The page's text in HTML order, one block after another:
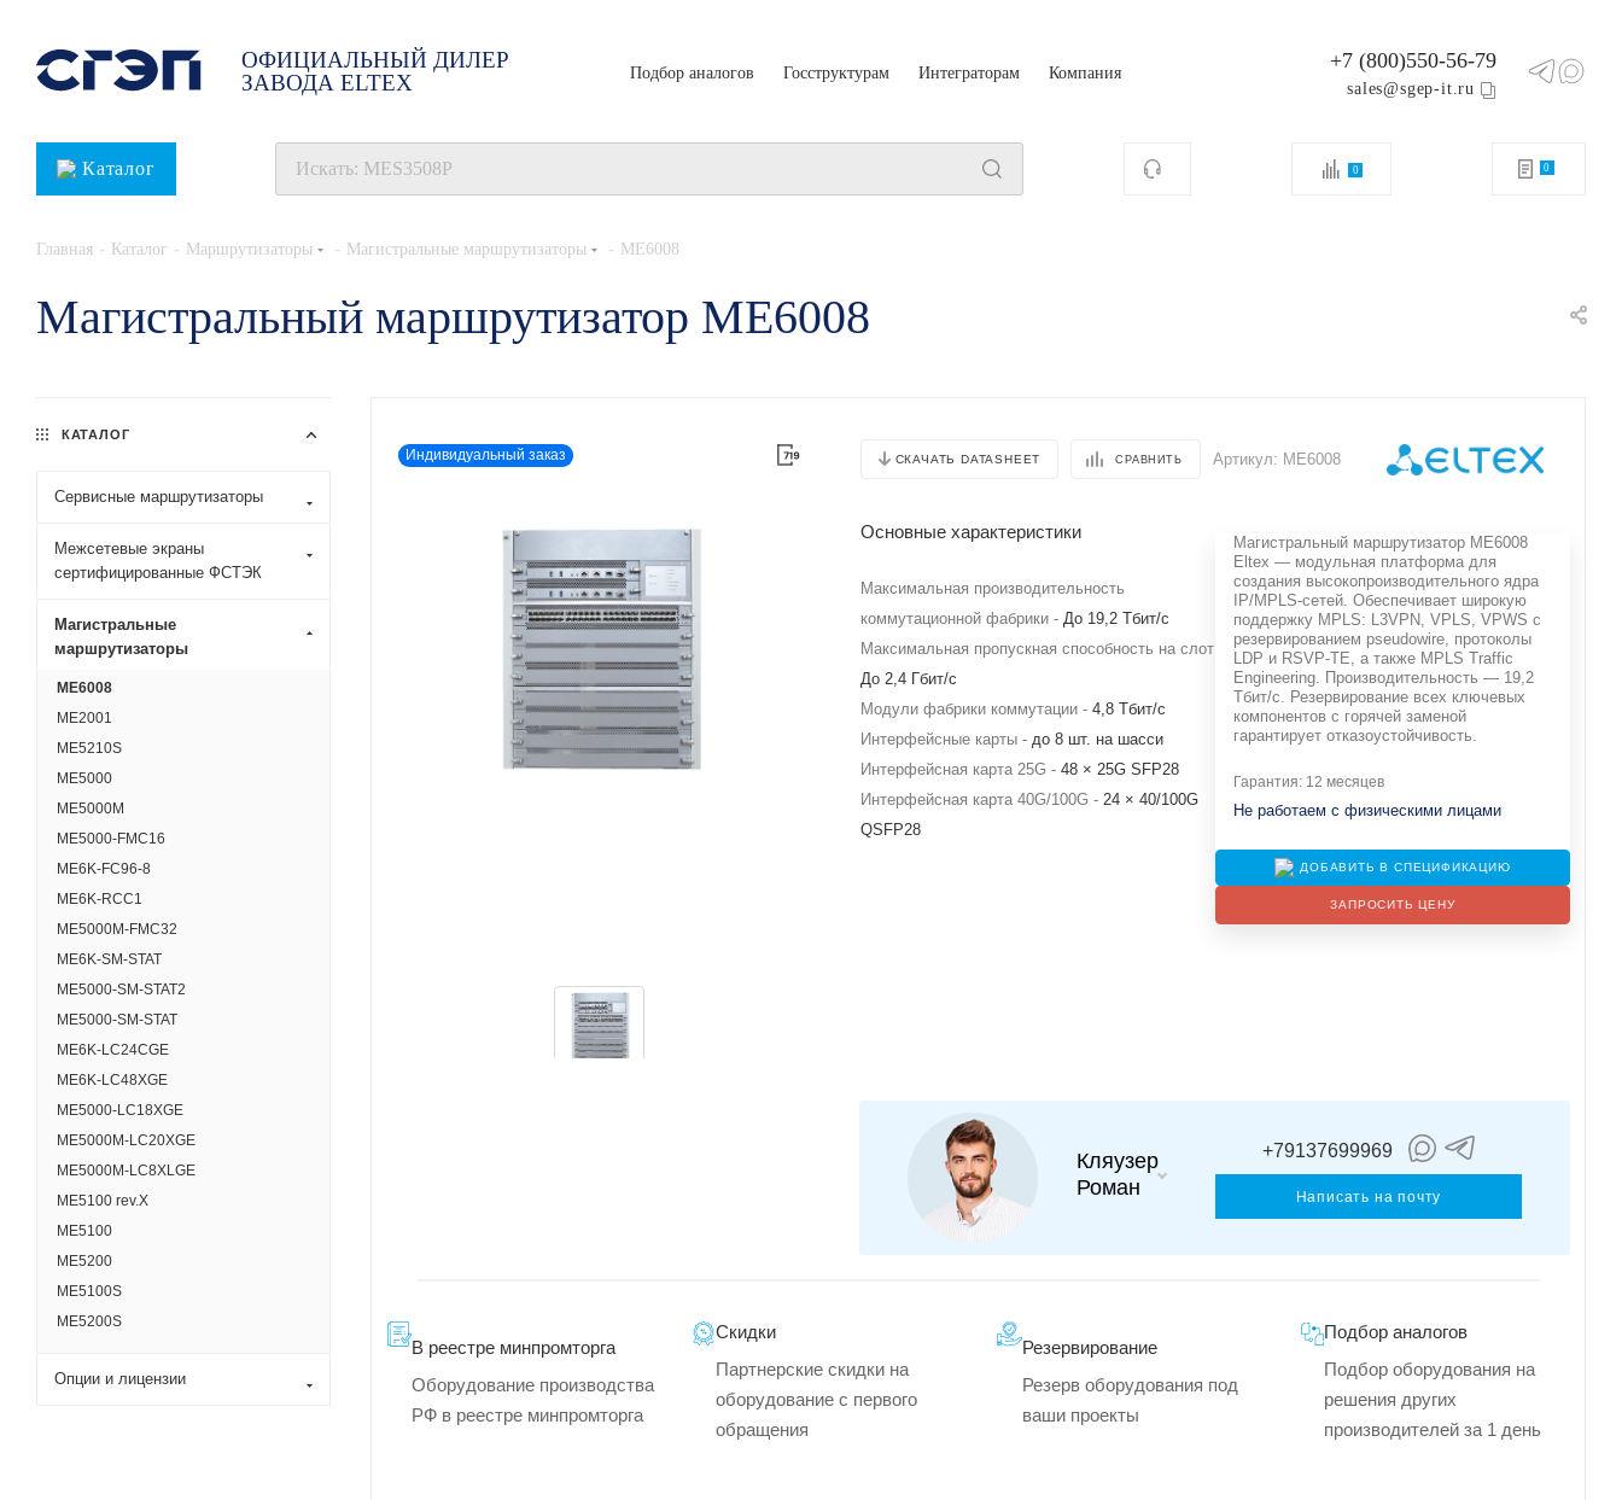
ОФИЦИАЛЬНЫЙ ДИЛЕР
ЗАВОДА ELTEX
Подбор аналогов Госструктурам Интеграторам Компания +7 (800)550-56-79
sales@sgep-it.ru
Каталог 0 0
Главная - Каталог - Маршрутизаторы - Магистральные маршрутизаторы - ME6008
Магистральный маршрутизатор ME6008
Индивидуальный заказ СКАЧАТЬ DATASHEET СРАВНИТЬ Артикул: ME6008
Основные характеристики
Максимальная производительность
коммутационной фабрики - До 19,2 Тбит/с
Максимальная пропускная способность на слот
До 2,4 Гбит/с
Модули фабрики коммутации - 4,8 Тбит/с
Интерфейсные карты - до 8 шт. на шасси
Интерфейсная карта 25G - 48 × 25G SFP28
Интерфейсная карта 40G/100G - 24 × 40/100G
QSFP28
Магистральный маршрутизатор ME6008
Eltex — модульная платформа для
создания высокопроизводительного ядра
IP/MPLS-сетей. Обеспечивает широкую
поддержку MPLS: L3VPN, VPLS, VPWS с
резервированием pseudowire, протоколы
LDP и RSVP-TE, а также MPLS Traffic
Engineering. Производительность — 19,2
Тбит/с. Резервирование всех ключевых
компонентов с горячей заменой
гарантирует отказоустойчивость.
Гарантия: 12 месяцев
Не работаем с физическими лицами
ДОБАВИТЬ В СПЕЦИФИКАЦИЮ
ЗАПРОСИТЬ ЦЕНУ
Кляузер
Роман
+79137699969
Написать на почту
В реестре минпромторга
Оборудование производства
РФ в реестре минпромторга
Скидки
Партнерские скидки на
оборудование с первого
обращения
Резервирование
Резерв оборудования под
ваши проекты
Подбор аналогов
Подбор оборудования на
решения других
производителей за 1 день
КАТАЛОГ
Сервисные маршрутизаторы
Межсетевые экраны
сертифицированные ФСТЭК
Магистральные
маршрутизаторы
ME6008
ME2001
ME5210S
ME5000
ME5000M
ME5000-FMC16
ME6K-FC96-8
ME6K-RCC1
ME5000M-FMC32
ME6K-SM-STAT
ME5000-SM-STAT2
ME5000-SM-STAT
ME6K-LC24CGE
ME6K-LC48XGE
ME5000-LC18XGE
ME5000M-LC20XGE
ME5000M-LC8XLGE
ME5100 rev.X
ME5100
ME5200
MЕ5100S
ME5200S
Опции и лицензии